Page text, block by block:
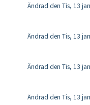
Ändrad den Tis, 13
Ändrad den Tis, 13
Ändrad den Tis, 13
Ändrad den Tis, 13